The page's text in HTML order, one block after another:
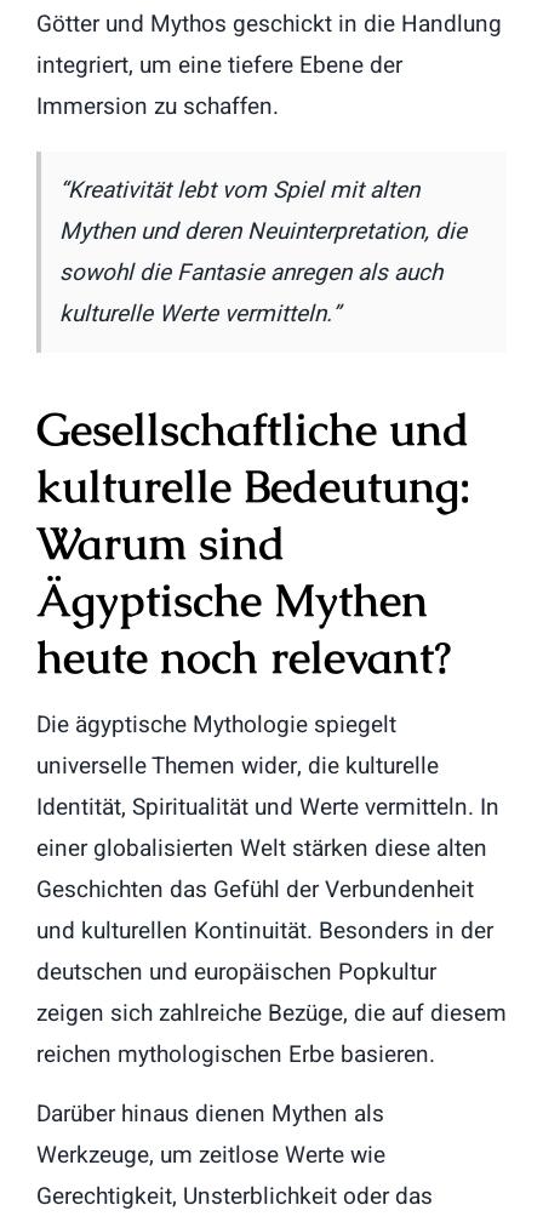
Götter und Mythos geschickt in die Handlung
integriert, um eine tiefere Ebene der
Immersion zu schaffen.
“Kreativität lebt vom Spiel mit alten
Mythen und deren Neuinterpretation, die
sowohl die Fantasie anregen als auch
kulturelle Werte vermitteln.”
Gesellschaftliche und
kulturelle Bedeutung:
Warum sind
Ägyptische Mythen
heute noch relevant?
Die ägyptische Mythologie spiegelt
universelle Themen wider, die kulturelle
Identität, Spiritualität und Werte vermitteln. In
einer globalisierten Welt stärken diese alten
Geschichten das Gefühl der Verbundenheit
und kulturellen Kontinuität. Besonders in der
deutschen und europäischen Popkultur
zeigen sich zahlreiche Bezüge, die auf diesem
reichen mythologischen Erbe basieren.
Darüber hinaus dienen Mythen als
Werkzeuge, um zeitlose Werte wie
Gerechtigkeit, Unsterblichkeit oder das